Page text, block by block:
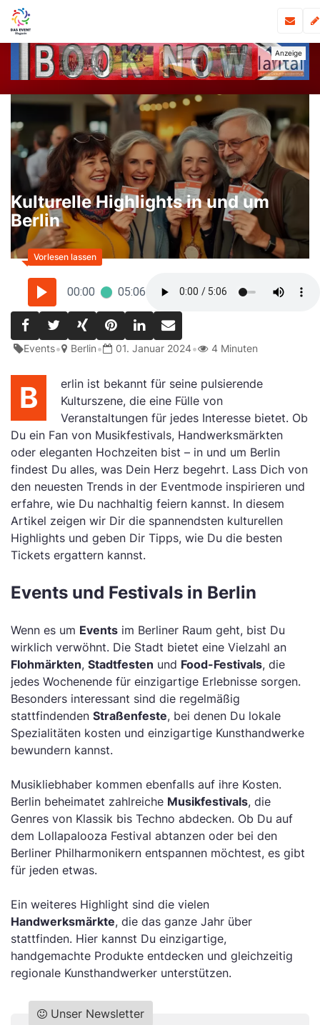
Kulturelle Highlights in und um
Berlin
00:00 05:06
Events• Berlin• 01. Januar 2024• 4 Minuten
B
erlin ist bekannt für seine pulsierende
Kulturszene, die eine Fülle von
Veranstaltungen für jedes Interesse bietet. Ob
Du ein Fan von Musikfestivals, Handwerksmärkten
oder eleganten Hochzeiten bist – in und um Berlin
findest Du alles, was Dein Herz begehrt. Lass Dich von
den neuesten Trends in der Eventmode inspirieren und
erfahre, wie Du nachhaltig feiern kannst. In diesem
Artikel zeigen wir Dir die spannendsten kulturellen
Highlights und geben Dir Tipps, wie Du die besten
Tickets ergattern kannst.
Events und Festivals in Berlin
Wenn es um Events im Berliner Raum geht, bist Du
wirklich verwöhnt. Die Stadt bietet eine Vielzahl an
Flohmärkten, Stadtfesten und Food-Festivals, die
jedes Wochenende für einzigartige Erlebnisse sorgen.
Besonders interessant sind die regelmäßig
stattfindenden Straßenfeste, bei denen Du lokale
Spezialitäten kosten und einzigartige Kunsthandwerke
bewundern kannst.
Musikliebhaber kommen ebenfalls auf ihre Kosten.
Berlin beheimatet zahlreiche Musikfestivals, die
Genres von Klassik bis Techno abdecken. Ob Du auf
dem Lollapalooza Festival abtanzen oder bei den
Berliner Philharmonikern entspannen möchtest, es gibt
für jeden etwas.
Ein weiteres Highlight sind die vielen
Handwerksmärkte, die das ganze Jahr über
stattfinden. Hier kannst Du einzigartige,
handgemachte Produkte entdecken und gleichzeitig
regionale Kunsthandwerker unterstützen.
Unser Newsletter